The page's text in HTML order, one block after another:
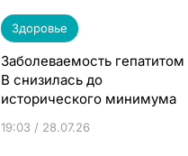
Здоровье
Заболеваемость гепатитом
В снизилась до
исторического минимума
19:03 / 28.07.26